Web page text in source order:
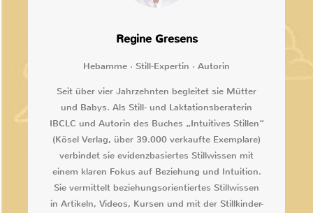
Regine Gresens
Hebamme · Still-Expertin · Autorin
Seit über vier Jahrzehnten begleitet sie Mütter
und Babys. Als Still- und Laktationsberaterin
IBCLC und Autorin des Buches „Intuitives Stillen“
(Kösel Verlag, über 39.000 verkaufte Exemplare)
verbindet sie evidenzbasiertes Stillwissen mit
einem klaren Fokus auf Beziehung und Intuition.
Sie vermittelt beziehungsorientiertes Stillwissen
in Artikeln, Videos, Kursen und mit der Stillkinder-